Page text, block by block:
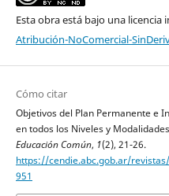
Esta obra está bajo una licencia
Atribución-NoComercial-
Cómo citar
Objetivos del Plan Permanente e
en todos los Niveles y
Educación Común, 1(2), 21-26.
https://cendie.abc.gob.ar/
951